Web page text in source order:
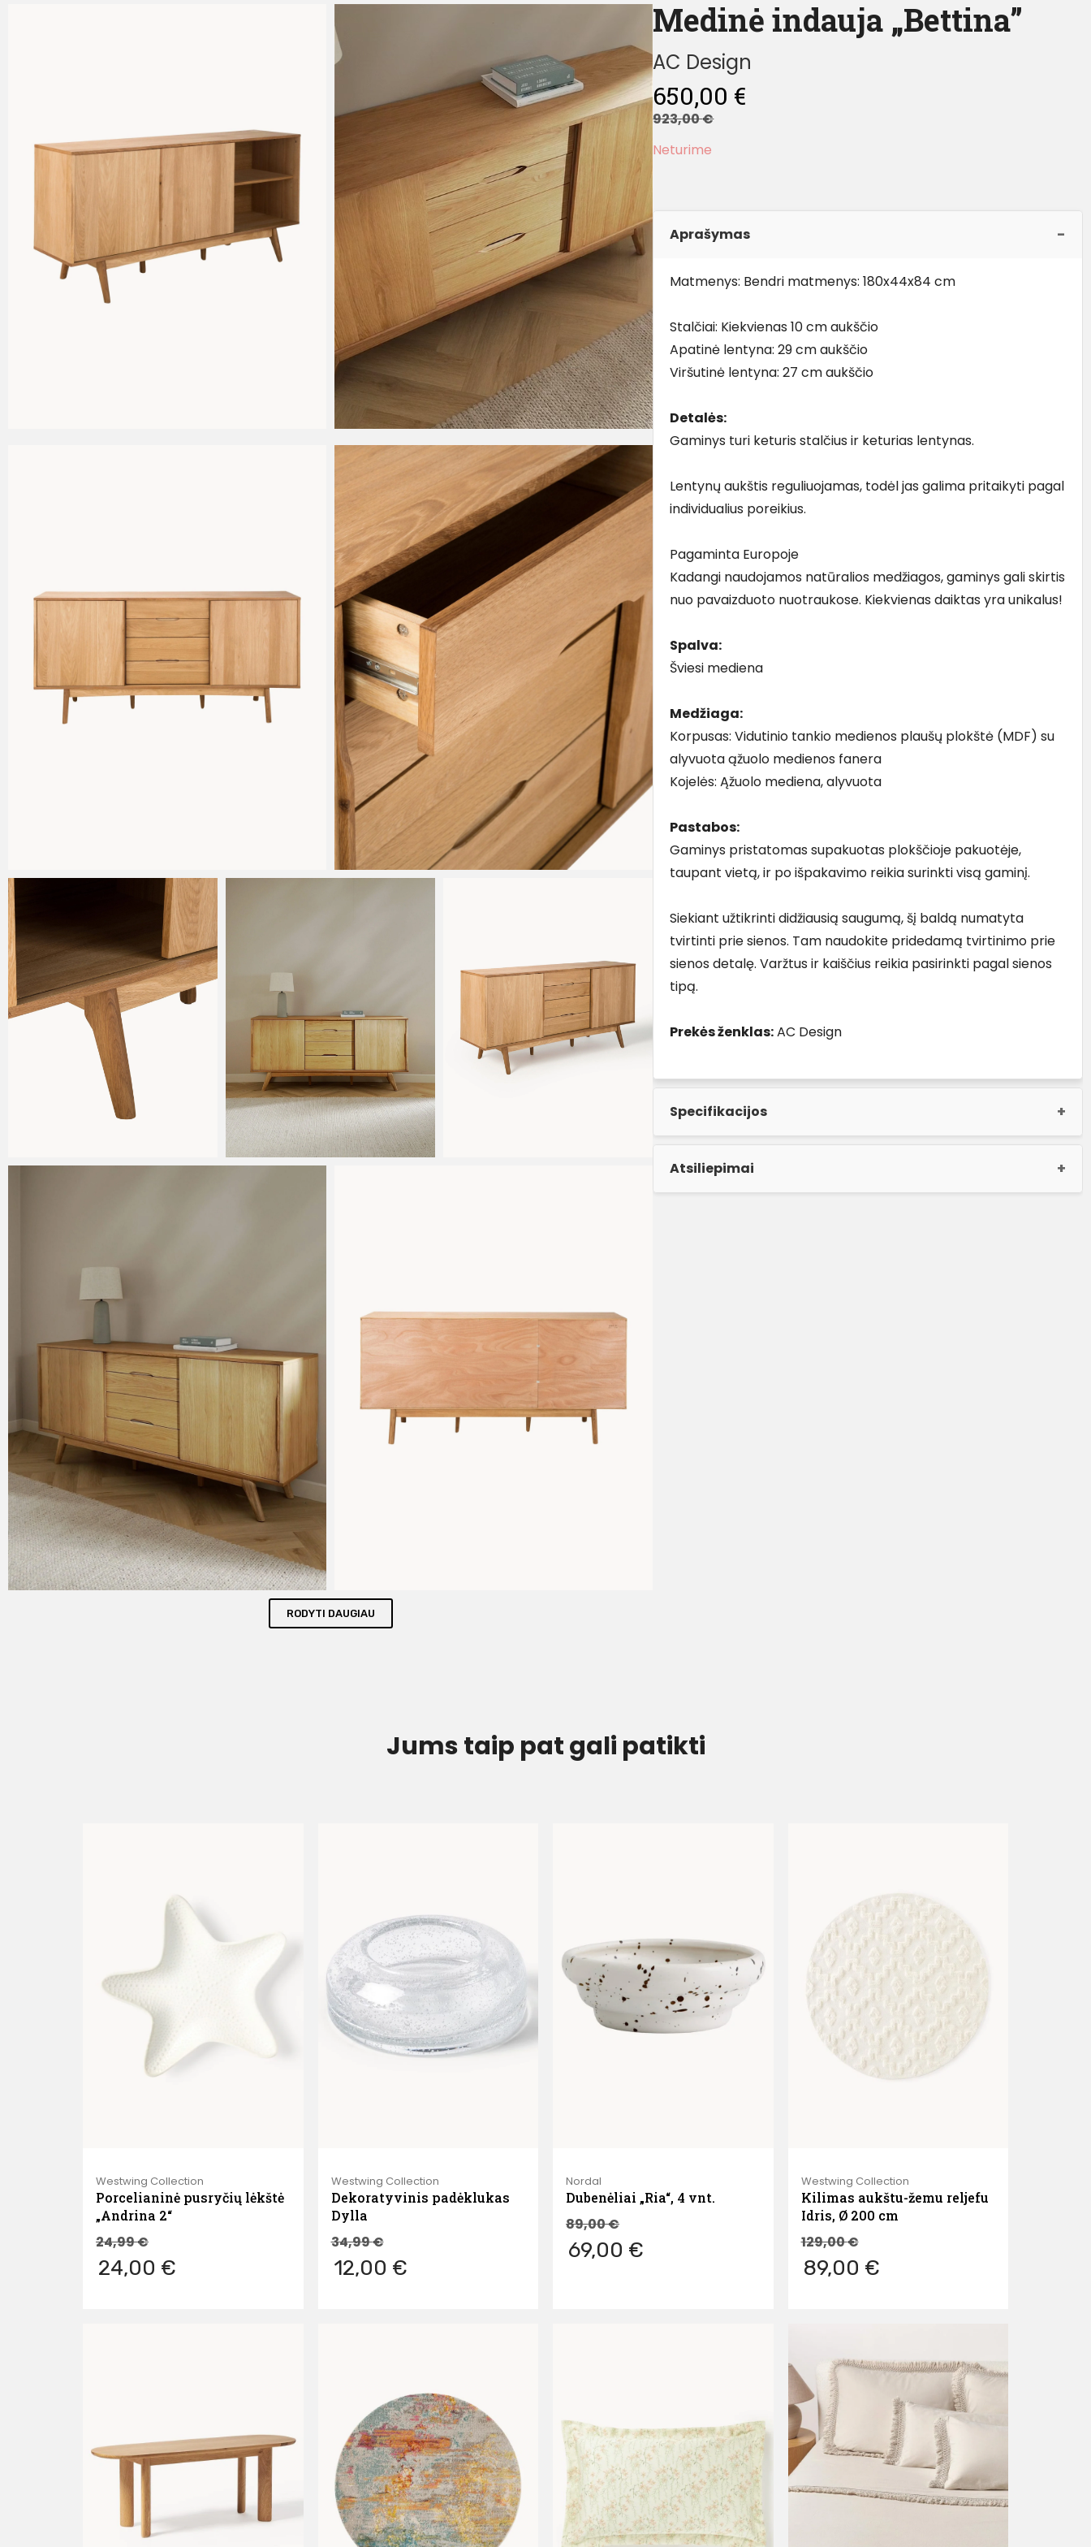
RODYTI DAUGIAU
Medinė indauja „Bettina”
AC Design
650,00 €
923,00€
Neturime
Aprašymas
Matmenys: Bendri matmenys: 180x44x84 cm
Stalčiai: Kiekvienas 10 cm aukščio
Apatinė lentyna: 29 cm aukščio
Viršutinė lentyna: 27 cm aukščio
Detalės:
Gaminys turi keturis stalčius ir keturias lentynas.
Lentynų aukštis reguliuojamas, todėl jas galima pritaikyti pagal
individualius poreikius.
Pagaminta Europoje
Kadangi naudojamos natūralios medžiagos, gaminys gali skirtis
nuo pavaizduoto nuotraukose. Kiekvienas daiktas yra unikalus!
Spalva:
Šviesi mediena
Medžiaga:
Korpusas: Vidutinio tankio medienos plaušų plokštė (MDF) su
alyvuota ąžuolo medienos fanera
Kojelės: Ąžuolo mediena, alyvuota
Pastabos:
Gaminys pristatomas supakuotas plokščioje pakuotėje,
taupant vietą, ir po išpakavimo reikia surinkti visą gaminį.
Siekiant užtikrinti didžiausią saugumą, šį baldą numatyta
tvirtinti prie sienos. Tam naudokite pridedamą tvirtinimo prie
sienos detalę. Varžtus ir kaiščius reikia pasirinkti pagal sienos
tipą.
Prekės ženklas:AC Design
Specifikacijos
Atsiliepimai
Jums taip pat gali patikti
Westwing Collection
Porcelianinė pusryčių lėkštė
„Andrina 2“
24,99€
24,00 €
Westwing Collection
Dekoratyvinis padėklukas
Dylla
34,99€
12,00 €
Nordal
Dubenėliai „Ria“, 4 vnt.
89,00€
69,00 €
Westwing Collection
Kilimas aukštu-žemu reljefu
Idris, Ø 200 cm
129,00€
89,00 €